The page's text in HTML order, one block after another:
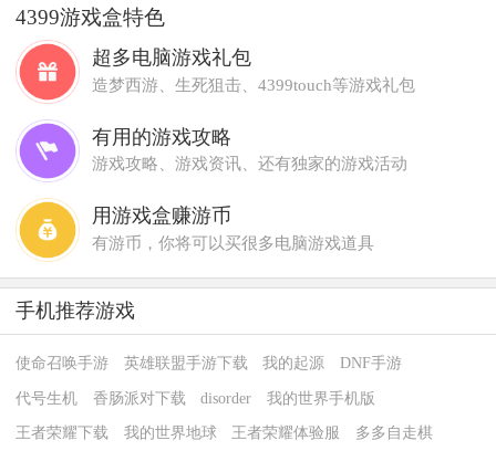
4399游戏盒特色
超多电脑游戏礼包
造梦西游、生死狙击、4399touch等游戏礼包
有用的游戏攻略
游戏攻略、游戏资讯、还有独家的游戏活动
用游戏盒赚游币
有游币，你将可以买很多电脑游戏道具
手机推荐游戏
使命召唤手游 英雄联盟手游下载 我的起源 DNF手游
代号生机 香肠派对下载 disorder 我的世界手机版
王者荣耀下载 我的世界地球 王者荣耀体验服 多多自走棋